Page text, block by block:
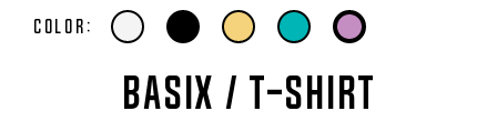
Color:
BASIX / T-Shirt